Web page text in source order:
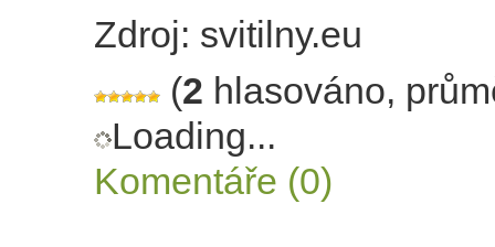
Zdroj: svitilny.eu
(2 hlasováno,
Loading...
Komentáře (0)